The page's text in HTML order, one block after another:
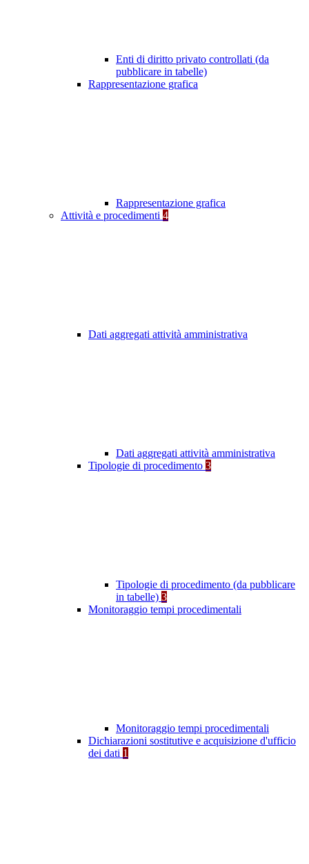
Enti di diritto privato controllati (da
pubblicare in tabelle)
Rappresentazione grafica
Rappresentazione grafica
Attività e procedimenti 4
Dati aggregati attività amministrativa
Dati aggregati attività amministrativa
Tipologie di procedimento 3
Tipologie di procedimento (da pubblicare
in tabelle) 3
Monitoraggio tempi procedimentali
Monitoraggio tempi procedimentali
Dichiarazioni sostitutive e acquisizione d'ufficio
dei dati 1